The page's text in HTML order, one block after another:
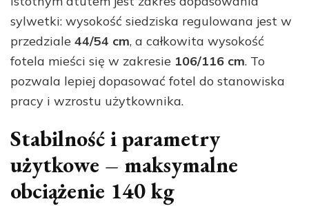
sylwetki: wysokość siedziska regulowana jest w
przedziale 44/54 cm, a całkowita wysokość
fotela mieści się w zakresie 106/116 cm. To
pozwala lepiej dopasować fotel do stanowiska
pracy i wzrostu użytkownika.
Stabilność i parametry
użytkowe – maksymalne
obciążenie 140 kg